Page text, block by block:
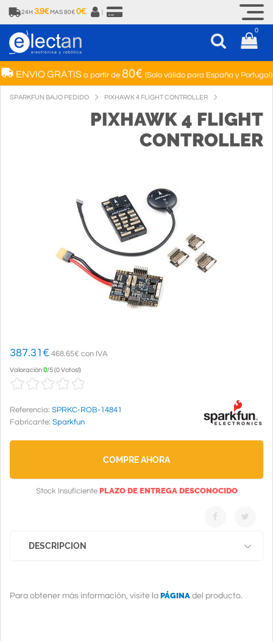
24H 3.9€ MAS 80€ 0€
0
ENVIO GRATISa partir de 80€ (Solo válido para España y Portugal)
SPARKFUN BAJO PEDIDO PIXHAWK 4 FLIGHT CONTROLLER
PIXHAWK 4 FLIGHT
CONTROLLER
387.31 € 468.65€ con IVA
Valoración0/5(0 Votos!)
Referencia: SPRKC-ROB-14841
Fabricante: Sparkfun
COMPRE AHORA
Stock Insuficiente PLAZO DE ENTREGA DESCONOCIDO
DESCRIPCION
Para obtener más información, visite la PÁGINA del producto.